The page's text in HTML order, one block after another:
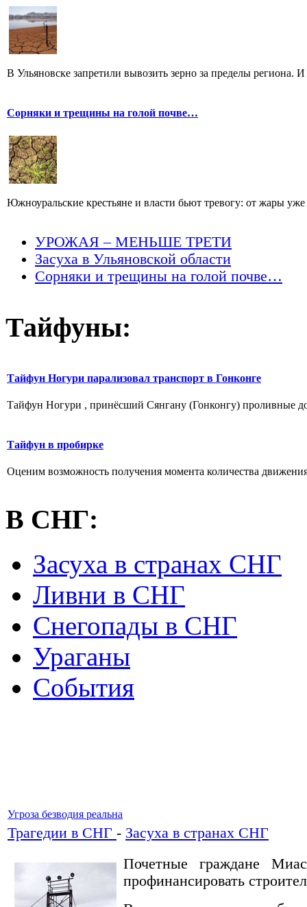
В Ульяновске запретили вывозить зерно за пределы региона.
Сорняки и трещины на голой почве…
Южноуральские крестьяне и власти бьют тревогу: от жары уже
УРОЖАЯ – МЕНЬШЕ ТРЕТИ
Засуха в Ульяновской области
Сорняки и трещины на голой почве…
Тайфуны:
Тайфун Ногури парализовал транспорт в Гонконге
Тайфун Ногури , принёсший Сянгану (Гонконгу) проливные
Тайфун в пробирке
Оценим возможность получения момента количества
В СНГ:
Засуха в странах СНГ
Ливни в СНГ
Снегопады в СНГ
Ураганы
События
Угроза безводия реальна
Трагедии в СНГ - Засуха в странах СНГ
Почетные граждане
профинансировать